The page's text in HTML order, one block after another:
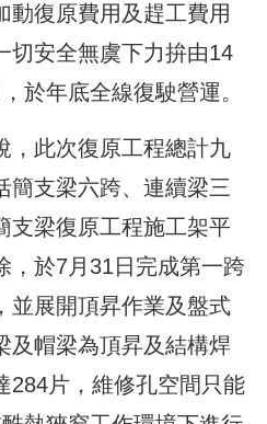
動復原費用及趕工費用
切安全無虞下力拚由14
於年底全線復駛營運。
， 此次復原工程總計九
簡支梁六跨、連續梁三
支梁復原工程施工架平
，於7月31日完成第一跨
並展開頂昇作業及盤式
及帽梁為頂昇及結構焊
284片，維修孔空間只能